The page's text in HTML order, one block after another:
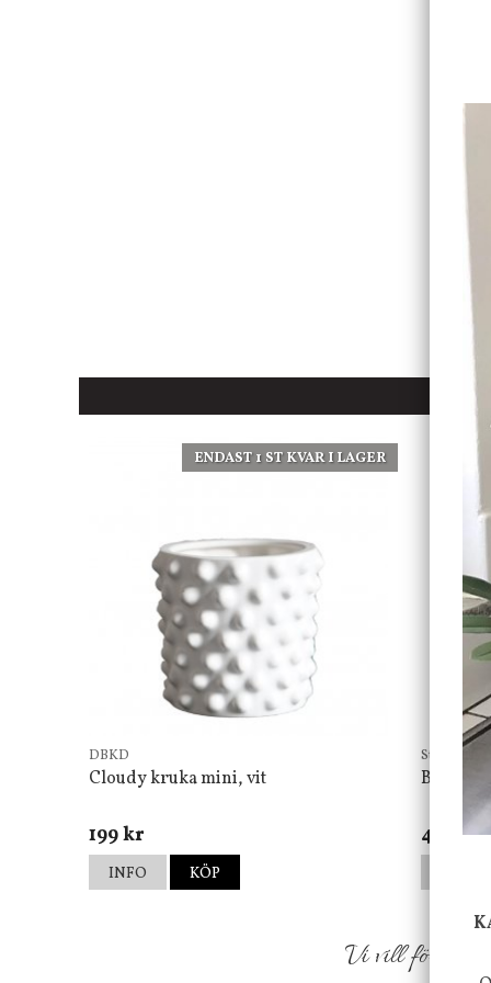
ENDAST 1 ST KVAR I LAGER
DBKD
Cloudy kruka mini, vit
199 kr
INFO KÖP
Star Trading
499 kr
Vi vill